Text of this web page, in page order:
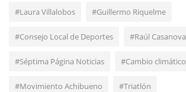
#Laura Villalobos #Guillermo Riquelme
#Consejo Local de Deportes #Raúl Casanova
#Séptima Página Noticias #Cambio climático
#Movimiento Achibueno #Triatlón